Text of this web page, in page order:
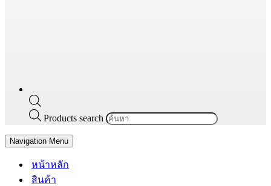
Products search
Navigation Menu
หน้าหลัก
สินค้า